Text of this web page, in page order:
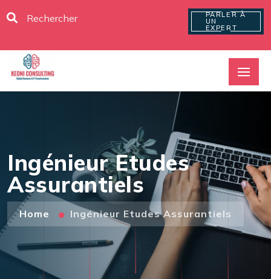
PARLER À
UN
EXPERT
Ingénieur Etudes
Assurantiels
Home Ingénieur Etudes Assurantiels